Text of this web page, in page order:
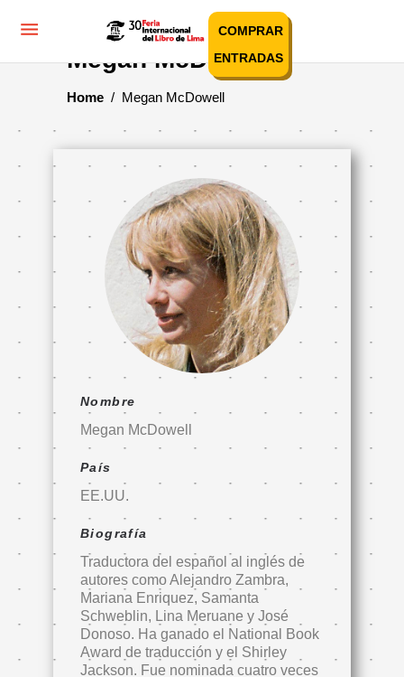
COMPRAR
ENTRADAS
Megan McDowell
Home / Megan McDowell
Nombre
Megan McDowell
País
EE.UU.
Biografía
Traductora del español al inglés de
autores como Alejandro Zambra,
Mariana Enriquez, Samanta
Schweblin, Lina Meruane y José
Donoso. Ha ganado el National Book
Award de traducción y el Shirley
Jackson. Fue nominada cuatro veces